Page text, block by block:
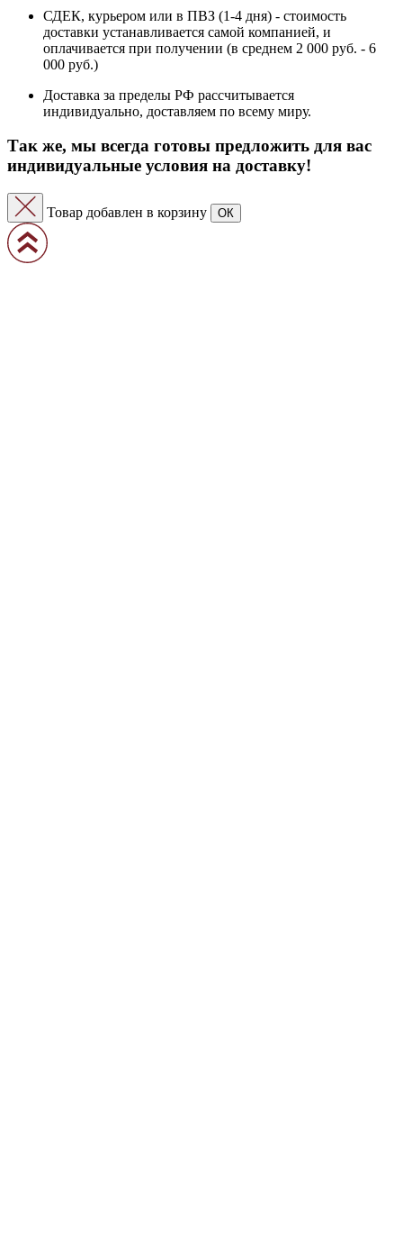
СДЕК, курьером или в ПВЗ (1-4 дня) - стоимость
доставки устанавливается самой компанией, и
оплачивается при получении (в среднем 2 000 руб. - 6
000 руб.)
Доставка за пределы РФ рассчитывается
индивидуально, доставляем по всему миру.
Так же, мы всегда готовы предложить для вас
индивидуальные условия на доставку!
Товар добавлен в корзину ОК